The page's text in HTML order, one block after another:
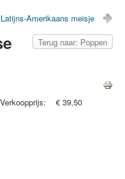
Amerikaans meisje
Terug naar: Poppen
Verkoopprijs:
€ 39,50